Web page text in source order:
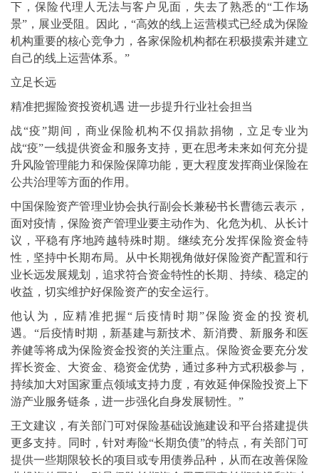
下，保险代理人无法与客户见面，失去了熟悉的“工作场
景”，展业受阻。因此，“高效的线上运营模式已经成为保险
机构重要的核心竞争力，各家保险机构都在积极摸索并建立
自己的线上运营体系。”
立足长远
精准把握险资投资机遇 进一步提升行业社会担当
战“疫”期间，商业保险机构不仅捐款捐物，立足专业为
战“疫”一线提供资金和服务支持，更在思考未来如何充分提
升风险管理能力和保险保障功能，更大程度发挥商业保险在
公共治理等方面的作用。
中国保险资产管理业协会执行副会长兼秘书长曹德云表示，
面对疫情，保险资产管理业要主动作为、化危为机、从长计
议，平稳有序地跨越特殊时期。继续充分发挥保险资金特
性，坚持中长期布局。从中长期视角做好保险资产配置和行
业长远发展规划，追求符合资金特性的长期、持续、稳定的
收益，切实维护好保险资产的安全运行。
他认为，应精准把握“后疫情时期”保险资金的投资机
遇。“后疫情时期，新基建与新技术、新消费、新服务和医
养健等将成为保险资金投资的关注重点。保险资金要充分发
挥长资金、大资金、稳资金优势，通过多种方式积极参与，
持续加大对国家重点领域支持力度，有效延伸保险投资上下
游产业服务链条，进一步强化自身发展韧性。”
王文建议，有关部门可对保险基础设施建设和平台搭建提供
更多支持。同时，针对寿险“长期负债”的特点，有关部门可
提供一些期限较长的项目或专用债券品种，从而在改善保险